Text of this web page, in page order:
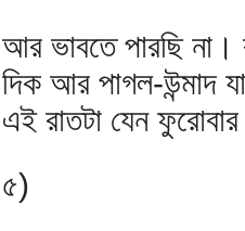
আর ভাবতে পারছি
দিক আর পাগল-উন্মাদ
এই রাতটা যেন
৫)